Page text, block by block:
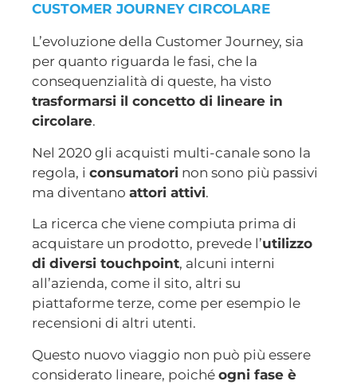
CUSTOMER JOURNEY CIRCOLARE
L’evoluzione della Customer Journey, sia
per quanto riguarda le fasi, che la
consequenzialità di queste, ha visto
trasformarsi il concetto di lineare in
circolare.
Nel 2020 gli acquisti multi-canale sono la
regola, i consumatori non sono più passivi
ma diventano attori attivi.
La ricerca che viene compiuta prima di
acquistare un prodotto, prevede l’utilizzo
di diversi touchpoint, alcuni interni
all’azienda, come il sito, altri su
piattaforme terze, come per esempio le
recensioni di altri utenti.
Questo nuovo viaggio non può più essere
considerato lineare, poiché ogni fase è